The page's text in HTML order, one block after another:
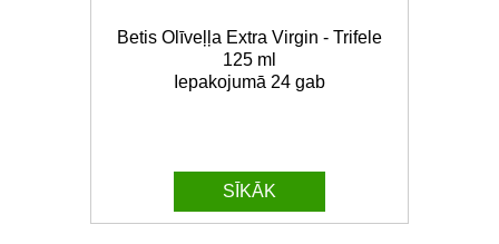
Betis Olīveļļa Extra Virgin - Trifele
125 ml
Iepakojumā 24 gab
SĪKĀK